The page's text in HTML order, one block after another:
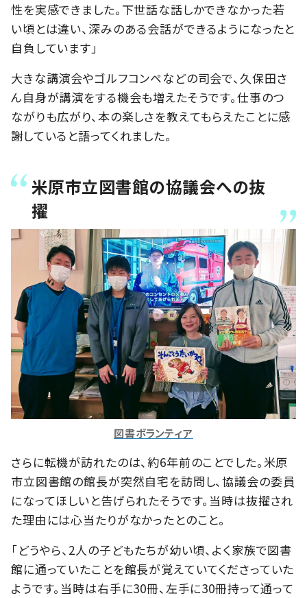
性を実感できました。下世話な話しかできなかった若
い頃とは違い、深みのある会話ができるようになったと
自負しています」
大きな講演会やゴルフコンペなどの司会で、久保田さ
ん自身が講演をする機会も増えたそうです。仕事のつ
ながりも広がり、本の楽しさを教えてもらえたことに感
謝していると語ってくれました。
米原市立図書館の協議会への抜
擢
図書ボランティア
さらに転機が訪れたのは、約6年前のことでした。米原
市立図書館の館長が突然自宅を訪問し、協議会の委員
になってほしいと告げられたそうです。当時は抜擢され
た理由には心当たりがなかったとのこと。
「どうやら、2人の子どもたちが幼い頃、よく家族で図書
館に通っていたことを館長が覚えていてくださっていた
ようです。当時は右手に30冊、左手に30冊持って通って